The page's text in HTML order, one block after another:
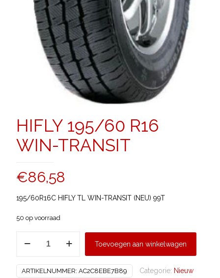
HIFLY 195/60 R16
WIN-TRANSIT
€86,58
195/60R16C HIFLY TL WIN-TRANSIT (NEU) 99T
50 op voorraad
WIN-
Toevoegen aan winkelwagen
ARTIKELNUMMER: AC2C8EBE7B89 Categorie: Nieuw